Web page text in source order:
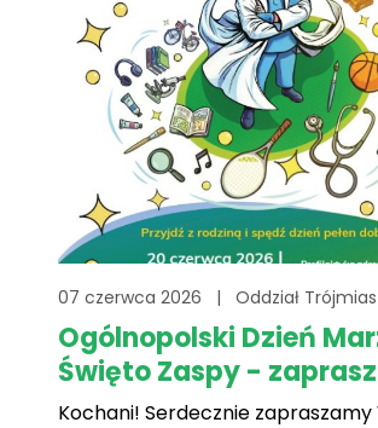
07 czerwca 2026 | Oddział
Ogólnopolski Dzień
Święto Zaspy -
Kochani! Serdecznie zapraszamy